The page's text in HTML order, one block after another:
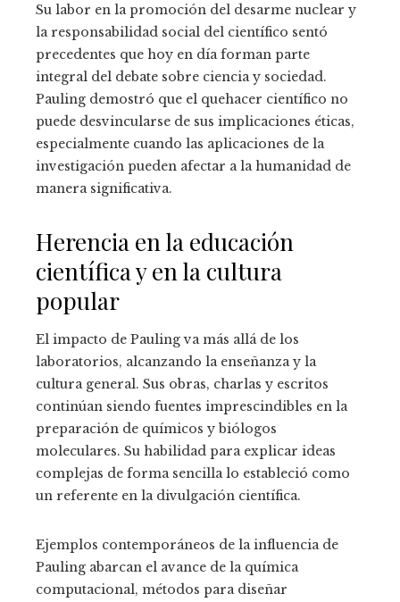
Su labor en la promoción del desarme nuclear y
la responsabilidad social del científico sentó
precedentes que hoy en día forman parte
integral del debate sobre ciencia y sociedad.
Pauling demostró que el quehacer científico no
puede desvincularse de sus implicaciones éticas,
especialmente cuando las aplicaciones de la
investigación pueden afectar a la humanidad de
manera significativa.
Herencia en la educación
científica y en la cultura
popular
El impacto de Pauling va más allá de los
laboratorios, alcanzando la enseñanza y la
cultura general. Sus obras, charlas y escritos
continúan siendo fuentes imprescindibles en la
preparación de químicos y biólogos
moleculares. Su habilidad para explicar ideas
complejas de forma sencilla lo estableció como
un referente en la divulgación científica.
Ejemplos contemporáneos de la influencia de
Pauling abarcan el avance de la química
computacional, métodos para diseñar